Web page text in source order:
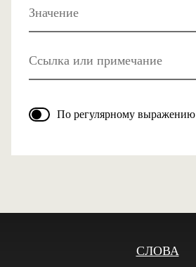
Значение
Ссылка или примечание
По регулярному выражению
СЛОВА